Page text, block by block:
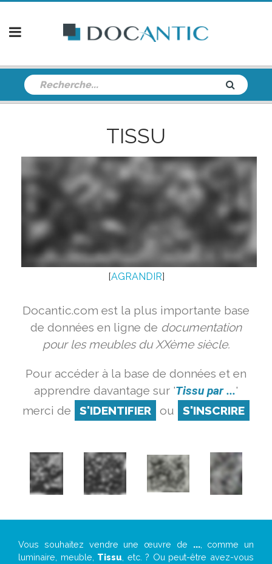
TISSU
[AGRANDIR]
Docantic.com est la plus importante base
de données en ligne de documentation
pour les meubles du XXème siècle.
Pour accéder à la base de données et en
apprendre davantage sur 'Tissu par ...'
merci de
S'IDENTIFIER ou S'INSCRIRE
Vous souhaitez vendre une œuvre de ..., comme un
luminaire, meuble, Tissu , etc. ? Ou peut-être avez-vous